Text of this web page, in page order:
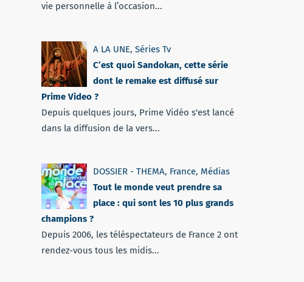
vie personnelle à l’occasion...
A LA UNE, Séries Tv
C’est quoi Sandokan, cette série
dont le remake est diffusé sur
Prime Video ?
Depuis quelques jours, Prime Vidéo s'est lancé
dans la diffusion de la vers...
DOSSIER - THEMA, France, Médias
Tout le monde veut prendre sa
place : qui sont les 10 plus grands
champions ?
Depuis 2006, les téléspectateurs de France 2 ont
rendez-vous tous les midis...